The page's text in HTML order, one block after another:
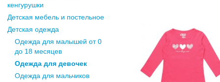
кенгурушки
Детская мебель и постельное
Детская одежда
Одежда для малышей от 0
до 18 месяцев
Одежда для девочек
Одежда для мальчиков